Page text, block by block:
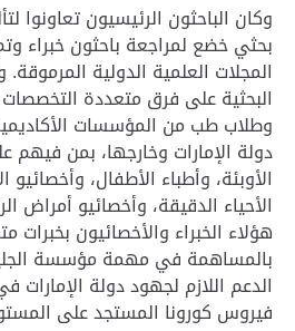
بحثي خضع لمراجعة باحثون خبراء
المجلات العلمية الدولية
البحثية على فرق متعددة
وطلاب طب من المؤسسات
دولة الإمارات وخارجها، بمن فيهم
الأوبئة، وأطباء الأطفال، وأخصائيو
الأحياء الدقيقة، وأخصائيو أمراض
هؤلاء الخبراء والأخصائيون
بالمساهمة في مهمة مؤسسة
الدعم اللازم لجهود دولة
فيروس كورونا المستجد على